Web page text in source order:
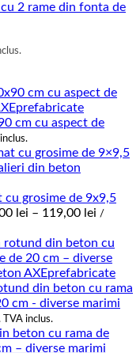
2 rame din fonta de
cm cu aspect de
grosime de 9x9,5
lei – 119,00 lei Interval
prețuri:
39,00
până
la
119,00
/
din beton cu rama
cm - diverse marimi
TVA inclus.